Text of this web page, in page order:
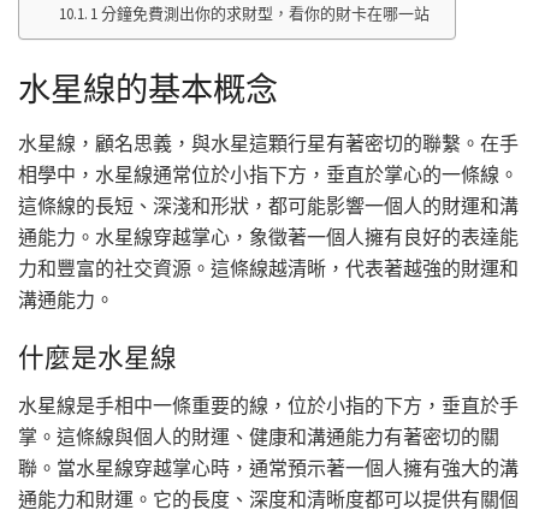
1 分鐘免費測出你的求財型，看你的財卡在哪一站
水星線的基本概念
水星線，顧名思義，與水星這顆行星有著密切的聯繫。在手
相學中，水星線通常位於小指下方，垂直於掌心的一條線。
這條線的長短、深淺和形狀，都可能影響一個人的財運和溝
通能力。水星線穿越掌心，象徵著一個人擁有良好的表達能
力和豐富的社交資源。這條線越清晰，代表著越強的財運和
溝通能力。
什麼是水星線
水星線是手相中一條重要的線，位於小指的下方，垂直於手
掌。這條線與個人的財運、健康和溝通能力有著密切的關
聯。當水星線穿越掌心時，通常預示著一個人擁有強大的溝
通能力和財運。它的長度、深度和清晰度都可以提供有關個